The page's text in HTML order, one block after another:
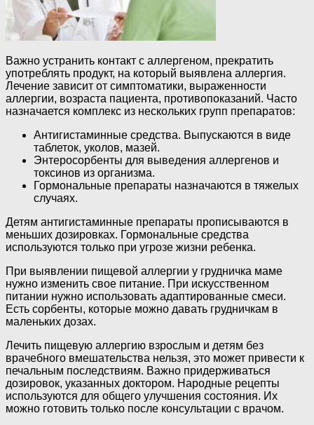
Важно устранить контакт с аллергеном, прекратить
употреблять продукт, на который выявлена аллергия.
Лечение зависит от симптоматики, выраженности
аллергии, возраста пациента, противопоказаний. Часто
назначается комплекс из нескольких групп препаратов:
Антигистаминные средства. Выпускаются в виде
таблеток, уколов, мазей.
Энтеросорбенты для выведения аллергенов и
токсинов из организма.
Гормональные препараты назначаются в тяжелых
случаях.
Детям антигистаминные препараты прописываются в
меньших дозировках. Гормональные средства
используются только при угрозе жизни ребенка.
При выявлении пищевой аллергии у грудничка маме
нужно изменить свое питание. При искусственном
питании нужно использовать адаптированные смеси.
Есть сорбенты, которые можно давать грудничкам в
маленьких дозах.
Лечить пищевую аллергию взрослым и детям без
врачебного вмешательства нельзя, это может привести к
печальным последствиям. Важно придерживаться
дозировок, указанных доктором. Народные рецепты
используются для общего улучшения состояния. Их
можно готовить только после консультации с врачом.